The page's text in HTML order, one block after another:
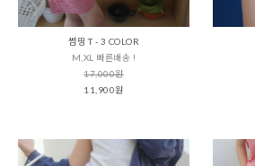
썸띵 T - 3 COLOR
M,XL 빠른배송 !
17,000원
11,900원